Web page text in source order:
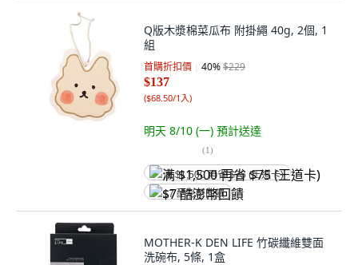
Q版木漿棉菜瓜布 附掛繩 40g, 2個, 1
組
首購折扣價 40%$229
$137
($68.50/1入)
明天 8/10 (一) 預計送達
(1)
满 $1,500 再省 $75 (王道卡)
$7 酷澎幣回饋
MOTHER-K DEN LIFE 竹碳纖維雙面
洗碗布, 5條, 1盒